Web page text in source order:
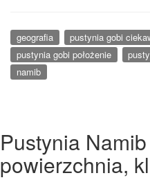
geografia
pustynia gobi
pustynia gobi położenie
namib
Pustynia
powierzchnia,